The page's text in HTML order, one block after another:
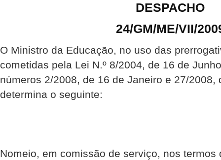
DESPACHO
24/GM/ME/VII/
O Ministro da Educação, no uso das
cometidas pela Lei N.º 8/2004, de 16 de
números 2/2008, de 16 de Janeiro e 27/2008,
determina o seguinte:
Nomeio, em comissão de serviço, nos termos